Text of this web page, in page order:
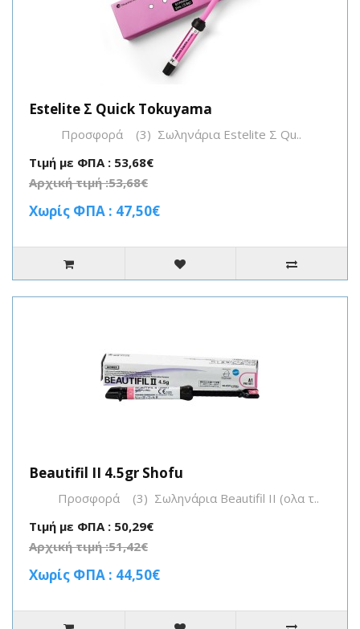
Estelite Σ Quick Tokuyama
Προσφορά (3) Σωληνάρια Estelite Σ Qu..
Τιμή με ΦΠΑ : 53,68€
Αρχική τιμή :53,68€
Χωρίς ΦΠΑ : 47,50€
Beautifil II 4.5gr Shofu
Προσφορά (3) Σωληνάρια Beautifil II (ολα τ..
Τιμή με ΦΠΑ : 50,29€
Αρχική τιμή :51,42€
Χωρίς ΦΠΑ : 44,50€